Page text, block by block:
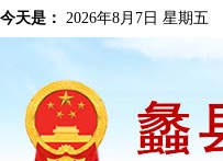
今天是： 2026年8月7日 星期五